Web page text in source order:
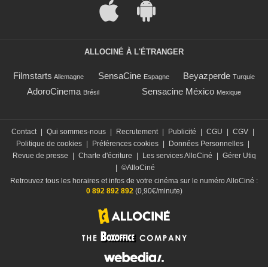
ALLOCINÉ À L'ÉTRANGER
Filmstarts Allemagne SensaCine Espagne Beyazperde Turquie
AdoroCinema Brésil Sensacine México Mexique
Contact Qui sommes-nous Recrutement Publicité CGU CGV
Politique de cookies
Préférences cookies Données Personnelles
Revue de presse
Charte d'écriture Les services AlloCiné
Gérer Utiq
©AlloCiné
Retrouvez tous les horaires et infos de votre cinéma sur le numéro AlloCiné :
0 892 892 892(0,90€/minute)